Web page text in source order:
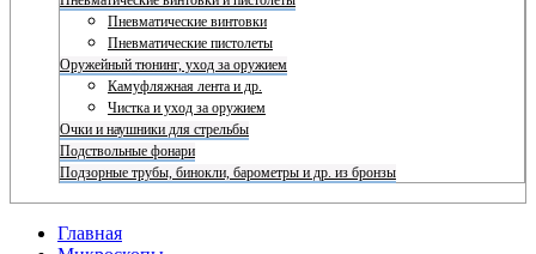
Пневматические винтовки
Пневматические пистолеты
Оружейный тюнинг, уход за оружием
Камуфляжная лента и др.
Чистка и уход за оружием
Очки и наушники для стрельбы
Подствольные фонари
Подзорные трубы, бинокли, барометры и др. из бронзы
Главная